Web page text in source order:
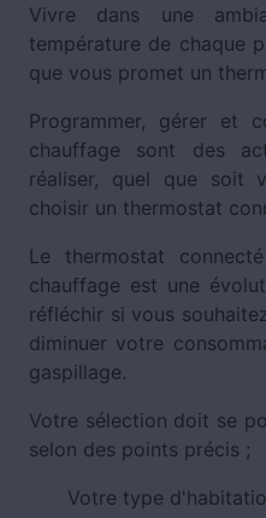
Vivre dans une
température de chaque
que vous promet un
Programmer, gérer et
chauffage sont des
réaliser, quel que soit
choisir un thermostat
Le thermostat
chauffage est une
réfléchir si vous
diminuer votre
gaspillage.
Votre sélection doit se
selon des points précis ;
Votre type